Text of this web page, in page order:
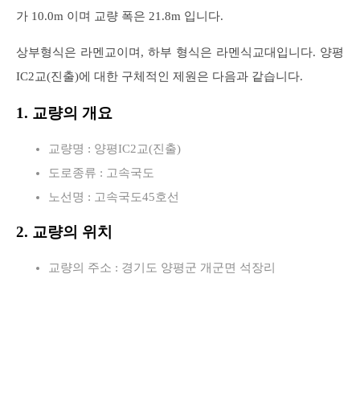
가 10.0m 이며 교량 폭은 21.8m 입니다.
상부형식은 라멘교이며, 하부 형식은 라멘식교대입니다. 양평
IC2교(진출)에 대한 구체적인 제원은 다음과 같습니다.
1. 교량의 개요
교량명 : 양평IC2교(진출)
도로종류 : 고속국도
노선명 : 고속국도45호선
2. 교량의 위치
교량의 주소 : 경기도 양평군 개군면 석장리